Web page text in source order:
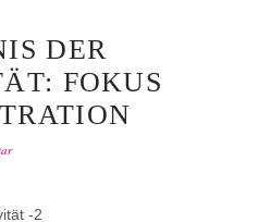
DER
FOKUS